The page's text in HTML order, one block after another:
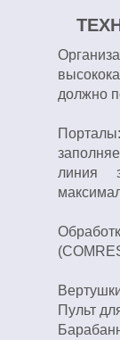
должно
линия
Пульт